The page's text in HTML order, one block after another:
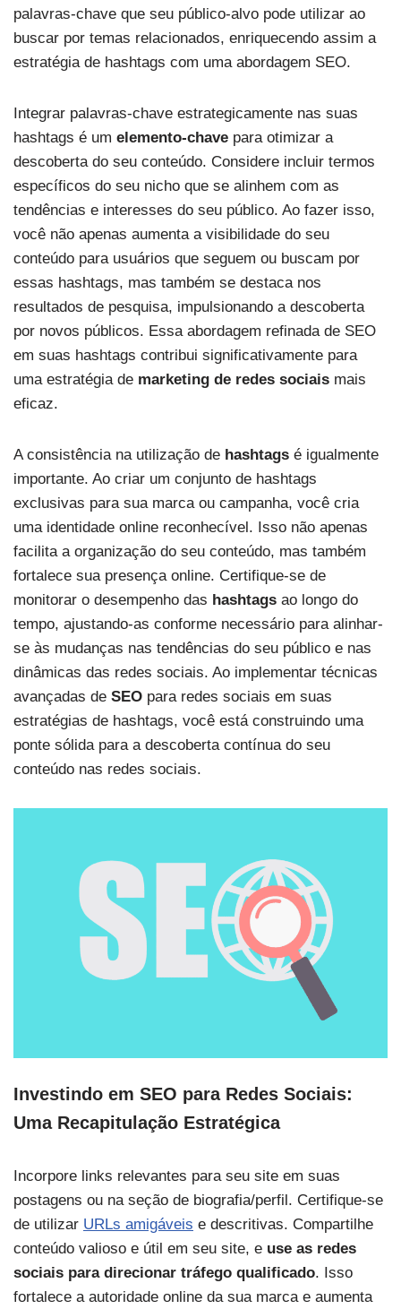
palavras-chave que seu público-alvo pode utilizar ao
buscar por temas relacionados, enriquecendo assim a
estratégia de hashtags com uma abordagem SEO.
Integrar palavras-chave estrategicamente nas suas
hashtags é um elemento-chave para otimizar a
descoberta do seu conteúdo. Considere incluir termos
específicos do seu nicho que se alinhem com as
tendências e interesses do seu público. Ao fazer isso,
você não apenas aumenta a visibilidade do seu
conteúdo para usuários que seguem ou buscam por
essas hashtags, mas também se destaca nos
resultados de pesquisa, impulsionando a descoberta
por novos públicos. Essa abordagem refinada de SEO
em suas hashtags contribui significativamente para
uma estratégia de marketing de redes sociais mais
eficaz.
A consistência na utilização de hashtags é igualmente
importante. Ao criar um conjunto de hashtags
exclusivas para sua marca ou campanha, você cria
uma identidade online reconhecível. Isso não apenas
facilita a organização do seu conteúdo, mas também
fortalece sua presença online. Certifique-se de
monitorar o desempenho das hashtags ao longo do
tempo, ajustando-as conforme necessário para alinhar-
se às mudanças nas tendências do seu público e nas
dinâmicas das redes sociais. Ao implementar técnicas
avançadas de SEO para redes sociais em suas
estratégias de hashtags, você está construindo uma
ponte sólida para a descoberta contínua do seu
conteúdo nas redes sociais.
Investindo em SEO para Redes Sociais:
Uma Recapitulação Estratégica
Incorpore links relevantes para seu site em suas
postagens ou na seção de biografia/perfil. Certifique-se
de utilizar URLs amigáveis e descritivas. Compartilhe
conteúdo valioso e útil em seu site, e use as redes
sociais para direcionar tráfego qualificado. Isso
fortalece a autoridade online da sua marca e aumenta